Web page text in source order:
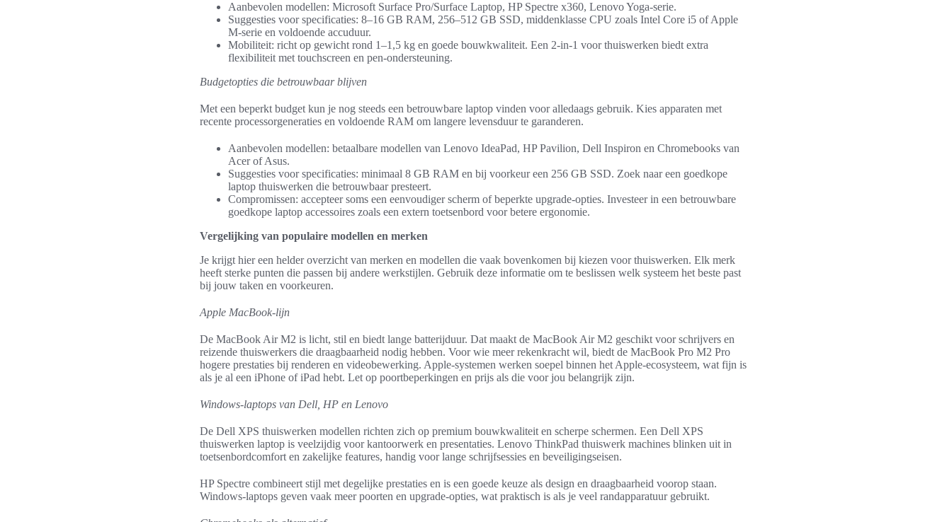
Aanbevolen modellen: Microsoft Surface Pro/Surface Laptop, HP Spectre x360, Lenovo Yoga-serie.
Suggesties voor specificaties: 8–16 GB RAM, 256–512 GB SSD, middenklasse CPU zoals Intel Core i5 of Apple
M-serie en voldoende accuduur.
Mobiliteit: richt op gewicht rond 1–1,5 kg en goede bouwkwaliteit. Een 2-in-1 voor thuiswerken biedt extra
flexibiliteit met touchscreen en pen-ondersteuning.
Budgetopties die betrouwbaar blijven
Met een beperkt budget kun je nog steeds een betrouwbare laptop vinden voor alledaags gebruik. Kies apparaten met
recente processorgeneraties en voldoende RAM om langere levensduur te garanderen.
Aanbevolen modellen: betaalbare modellen van Lenovo IdeaPad, HP Pavilion, Dell Inspiron en Chromebooks van
Acer of Asus.
Suggesties voor specificaties: minimaal 8 GB RAM en bij voorkeur een 256 GB SSD. Zoek naar een goedkope
laptop thuiswerken die betrouwbaar presteert.
Compromissen: accepteer soms een eenvoudiger scherm of beperkte upgrade-opties. Investeer in een betrouwbare
goedkope laptop accessoires zoals een extern toetsenbord voor betere ergonomie.
Vergelijking van populaire modellen en merken
Je krijgt hier een helder overzicht van merken en modellen die vaak bovenkomen bij kiezen voor thuiswerken. Elk merk
heeft sterke punten die passen bij andere werkstijlen. Gebruik deze informatie om te beslissen welk systeem het beste past
bij jouw taken en voorkeuren.
Apple MacBook-lijn
De MacBook Air M2 is licht, stil en biedt lange batterijduur. Dat maakt de MacBook Air M2 geschikt voor schrijvers en
reizende thuiswerkers die draagbaarheid nodig hebben. Voor wie meer rekenkracht wil, biedt de MacBook Pro M2 Pro
hogere prestaties bij renderen en videobewerking. Apple-systemen werken soepel binnen het Apple-ecosysteem, wat fijn is
als je al een iPhone of iPad hebt. Let op poortbeperkingen en prijs als die voor jou belangrijk zijn.
Windows-laptops van Dell, HP en Lenovo
De Dell XPS thuiswerken modellen richten zich op premium bouwkwaliteit en scherpe schermen. Een Dell XPS
thuiswerken laptop is veelzijdig voor kantoorwerk en presentaties. Lenovo ThinkPad thuiswerk machines blinken uit in
toetsenbordcomfort en zakelijke features, handig voor lange schrijfsessies en beveiligingseisen.
HP Spectre combineert stijl met degelijke prestaties en is een goede keuze als design en draagbaarheid voorop staan.
Windows-laptops geven vaak meer poorten en upgrade-opties, wat praktisch is als je veel randapparatuur gebruikt.